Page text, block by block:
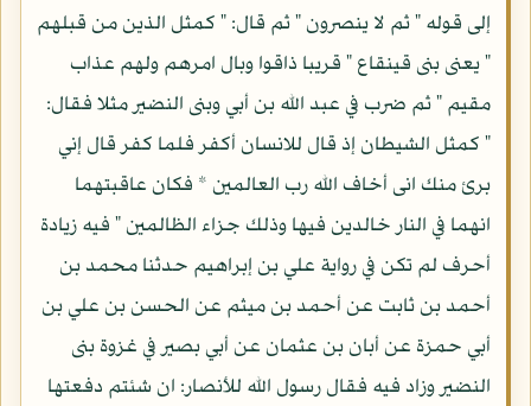
إلى قوله " ثم لا ينصرون " ثم قال: " كمثل الذين من قبلهم
" يعنى بنى قينقاع " قريبا ذاقوا وبال امرهم ولهم عذاب
مقيم " ثم ضرب في عبد الله بن أبي وبنى النضير مثلا فقال:
" كمثل الشيطان إذ قال للانسان أكفر فلما كفر قال إني
برئ منك انى أخاف الله رب العالمين * فكان عاقبتهما
انهما في النار خالدين فيها وذلك جزاء الظالمين " فيه زيادة
أحرف لم تكن في رواية علي بن إبراهيم حدثنا محمد بن
أحمد بن ثابت عن أحمد بن ميثم عن الحسن بن علي بن
أبي حمزة عن أبان بن عثمان عن أبي بصير في غزوة بنى
النضير وزاد فيه فقال رسول الله للأنصار: ان شئتم دفعتها